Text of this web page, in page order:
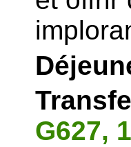
G627,